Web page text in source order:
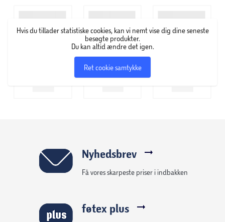
Hvis du tillader statistiske cookies, kan vi nemt vise dig dine seneste
besøgte produkter.
Du kan altid ændre det igen.
Ret cookie samtykke
Nyhedsbrev
Få vores skarpeste priser i indbakken
føtex plus